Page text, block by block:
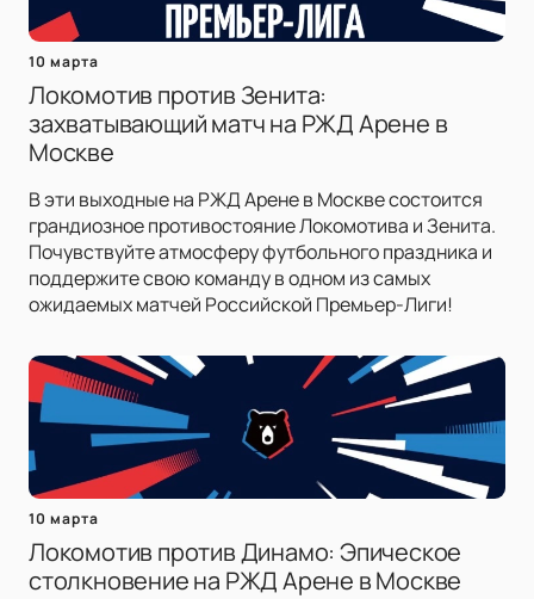
10 марта
Локомотив против Зенита:
захватывающий матч на РЖД Арене в
Москве
В эти выходные на РЖД Арене в Москве состоится
грандиозное противостояние Локомотива и Зенита.
Почувствуйте атмосферу футбольного праздника и
поддержите свою команду в одном из самых
ожидаемых матчей Российской Премьер-Лиги!
10 марта
Локомотив против Динамо: Эпическое
столкновение на РЖД Арене в Москве